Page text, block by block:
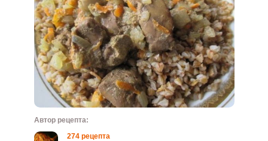
Автор рецепта:
274 рецепта